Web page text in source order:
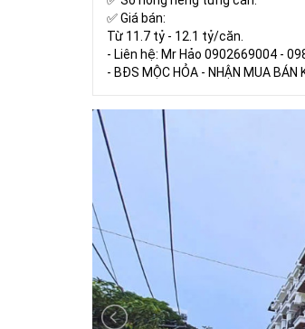
✅ Giá bán:
Từ 11.7 tỷ - 12.1 tỷ/căn.
- Liên hệ: Mr Hảo 0902669004 -
- BĐS MỘC HỎA - NHẬN MUA BÁN